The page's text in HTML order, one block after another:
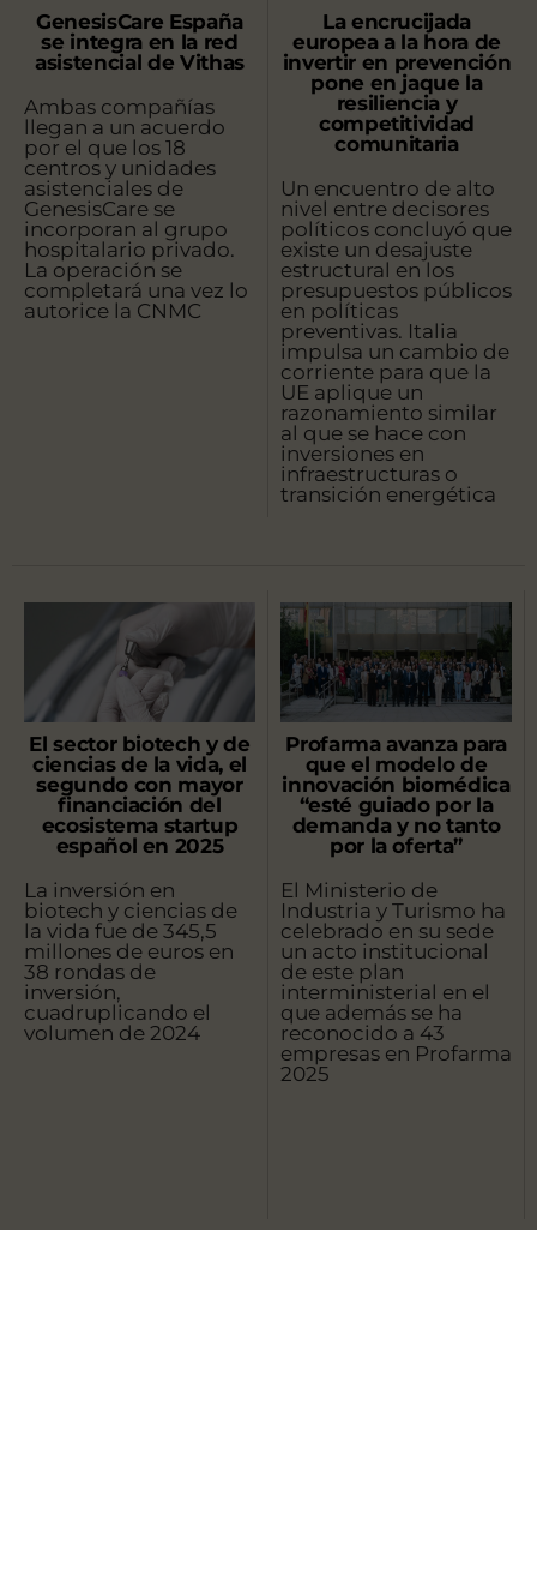
GenesisCare España
se integra en la red
asistencial de Vithas
Ambas compañías
llegan a un acuerdo
por el que los 18
centros y unidades
asistenciales de
GenesisCare se
incorporan al grupo
hospitalario privado.
La operación se
completará una vez lo
autorice la CNMC
La encrucijada
europea a la hora de
invertir en prevención
pone en jaque la
resiliencia y
competitividad
comunitaria
Un encuentro de alto
nivel entre decisores
políticos concluyó que
existe un desajuste
estructural en los
presupuestos públicos
en políticas
preventivas. Italia
impulsa un cambio de
corriente para que la
UE aplique un
razonamiento similar
al que se hace con
inversiones en
infraestructuras o
transición energética
El sector biotech y de
ciencias de la vida, el
segundo con mayor
financiación del
ecosistema startup
español en 2025
La inversión en
biotech y ciencias de
la vida fue de 345,5
millones de euros en
38 rondas de
inversión,
cuadruplicando el
volumen de 2024
Profarma avanza para
que el modelo de
innovación biomédica
“esté guiado por la
demanda y no tanto
por la oferta”
El Ministerio de
Industria y Turismo ha
celebrado en su sede
un acto institucional
de este plan
interministerial en el
que además se ha
reconocido a 43
empresas en Profarma
2025